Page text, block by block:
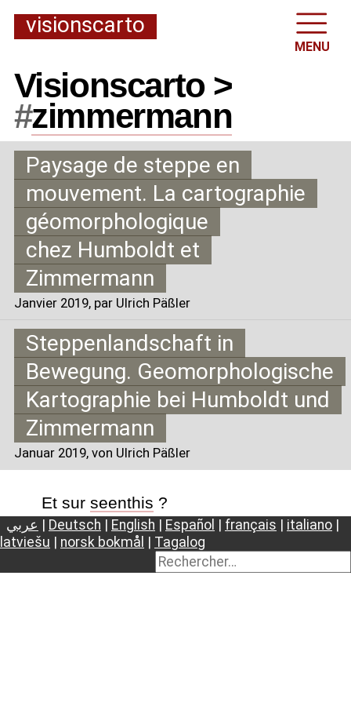
visionscarto
MENU
Visionscarto >
#zimmermann
Paysage de steppe en
mouvement. La cartographie
géomorphologique
chez Humboldt et
Zimmermann
Janvier 2019, par Ulrich Päßler
Steppenlandschaft in
Bewegung. Geomorphologische
Kartographie bei Humboldt und
Zimmermann
Januar 2019, von Ulrich Päßler
Et sur seenthis ?
عربي | Deutsch | English | Español | français | italiano |
latviešu | norsk bokmål | Tagalog